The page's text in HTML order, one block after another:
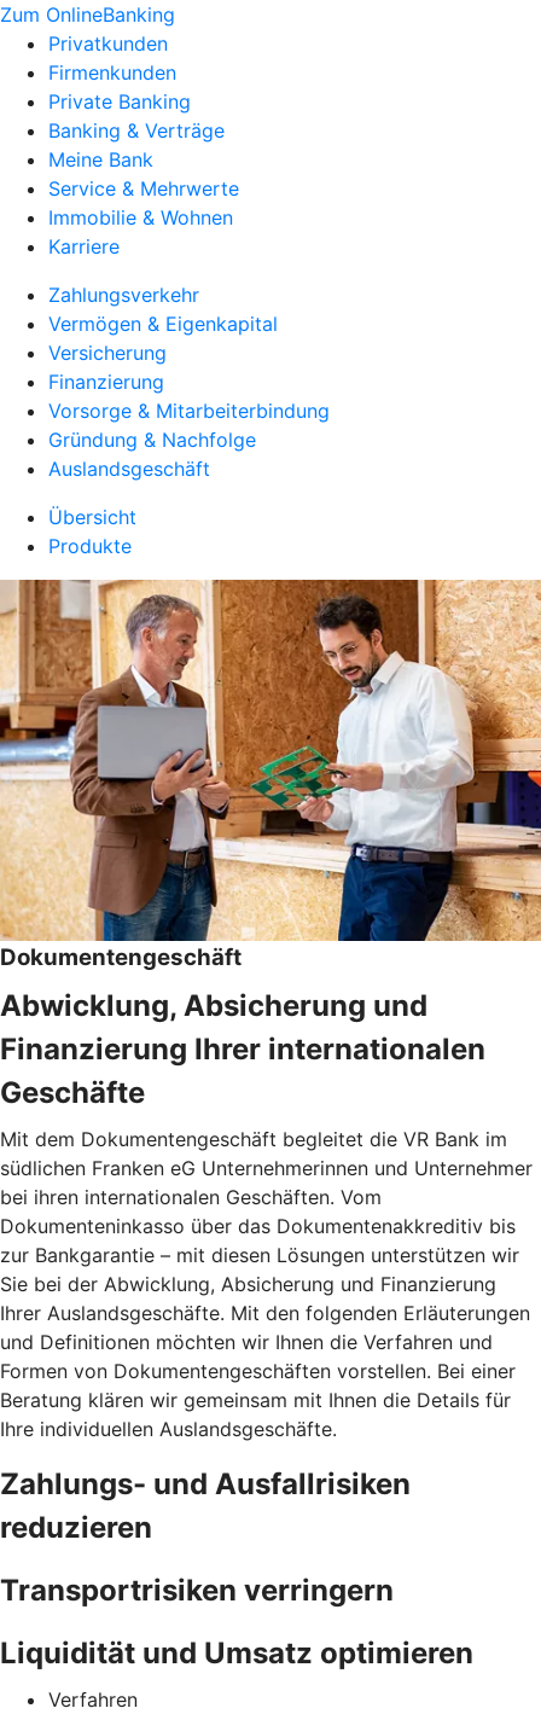
Zum OnlineBanking
Privatkunden
Firmenkunden
Private Banking
Banking & Verträge
Meine Bank
Service & Mehrwerte
Immobilie & Wohnen
Karriere
Zahlungsverkehr
Vermögen & Eigenkapital
Versicherung
Finanzierung
Vorsorge & Mitarbeiterbindung
Gründung & Nachfolge
Auslandsgeschäft
Übersicht
Produkte
Dokumentengeschäft
Abwicklung, Absicherung und
Finanzierung Ihrer internationalen
Geschäfte
Mit dem Dokumentengeschäft begleitet die VR Bank im
südlichen Franken eG Unternehmerinnen und Unternehmer
bei ihren internationalen Geschäften. Vom
Dokumenteninkasso über das Dokumentenakkreditiv bis
zur Bankgarantie – mit diesen Lösungen unterstützen wir
Sie bei der Abwicklung, Absicherung und Finanzierung
Ihrer Auslandsgeschäfte. Mit den folgenden Erläuterungen
und Definitionen möchten wir Ihnen die Verfahren und
Formen von Dokumentengeschäften vorstellen. Bei einer
Beratung klären wir gemeinsam mit Ihnen die Details für
Ihre individuellen Auslandsgeschäfte.
Zahlungs- und Ausfallrisiken
reduzieren
Transportrisiken verringern
Liquidität und Umsatz optimieren
Verfahren